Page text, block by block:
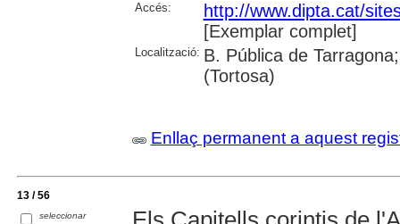
Accés:
http://www.dipta.cat/
[Exemplar complet]
Localització: B. Pública de
(Tortosa)
Enllaç permanent a aquest
13 / 56
seleccionar